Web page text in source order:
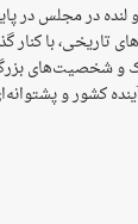
لنده در مجلس در
تاریخی، با
و شخصیت‌های
کشور و